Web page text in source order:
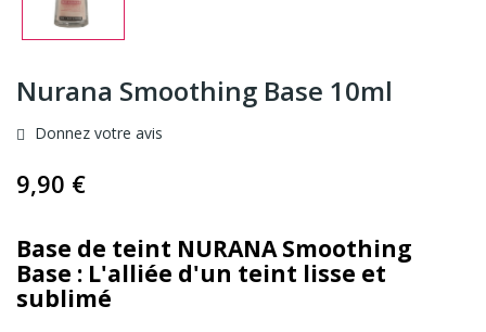
Nurana Smoothing Base 10ml
Donnez votre avis
9,90 €
Base de teint NURANA Smoothing
Base : L'alliée d'un teint lisse et
sublimé